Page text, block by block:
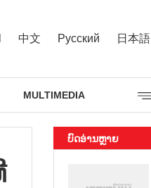
中文 Русский 日本語
MULTIMEDIA
ບົດອ່ານຫຼາຍ